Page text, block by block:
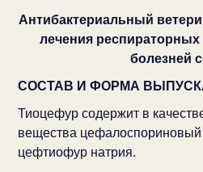
Антибактериальный
лечения
болезней
СОСТАВ И ФОРМА
Тиоцефур содержит в
вещества цефалоспориновый
цефтиофур натрия.